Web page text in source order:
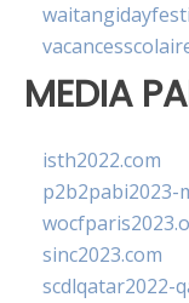
MEDIA
isth2022.com
p2b2pabi2023-
sinc2023.com
scdlqatar2022-